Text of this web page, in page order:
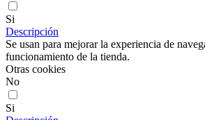
Si
Descripción
Se usan para mejorar la experiencia de
funcionamiento de la tienda.
Otras cookies
No
Si